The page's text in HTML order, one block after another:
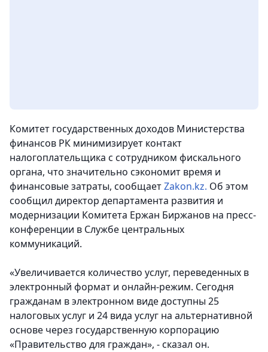
Комитет государственных доходов Министерства
финансов РК минимизирует контакт
налогоплательщика с сотрудником фискального
органа, что значительно сэкономит время и
финансовые затраты, сообщаетZakon.kz. Об этом
сообщил директор департамента развития и
модернизации Комитета Ержан Биржанов на пресс-
конференции в Службе центральных
коммуникаций.
«Увеличивается количество услуг, переведенных в
электронный формат и онлайн-режим. Сегодня
гражданам в электронном виде доступны 25
налоговых услуг и 24 вида услуг на альтернативной
основе через государственную корпорацию
«Правительство для граждан», - сказал он.